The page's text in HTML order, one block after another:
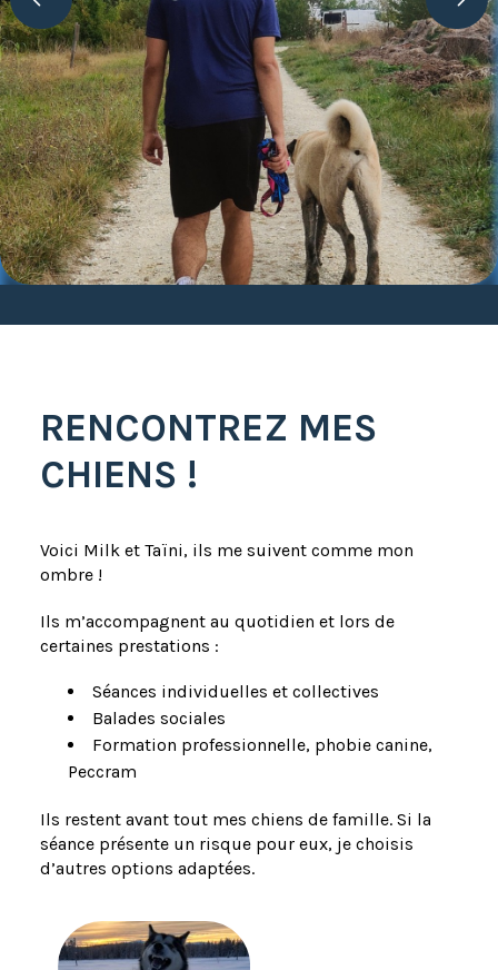
RENCONTREZ MES
CHIENS !
Voici Milk et Taïni, ils me suivent comme mon
ombre !
Ils m’accompagnent au quotidien et lors de
certaines prestations :
Séances individuelles et collectives
Balades sociales
Formation professionnelle, phobie canine,
Peccram
Ils restent avant tout mes chiens de famille. Si la
séance présente un risque pour eux, je choisis
d’autres options adaptées.